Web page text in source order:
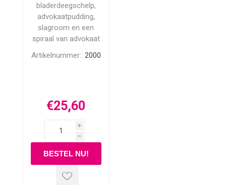
bladerdeegschelp,
advokaatpudding,
slagroom en een
spiraal van advokaat
Artikelnummer:: 2000
€25,60
i
h